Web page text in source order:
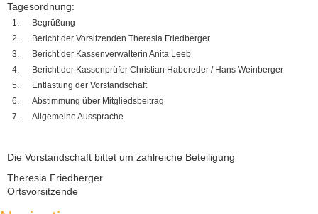
Tagesordnung:
Begrüßung
Bericht der Vorsitzenden Theresia Friedberger
Bericht der Kassenverwalterin Anita Leeb
Bericht der Kassenprüfer Christian Habereder / Hans Weinberger
Entlastung der Vorstandschaft
Abstimmung über Mitgliedsbeitrag
Allgemeine Aussprache
Die Vorstandschaft bittet um zahlreiche Beteiligung
Theresia Friedberger
Ortsvorsitzende